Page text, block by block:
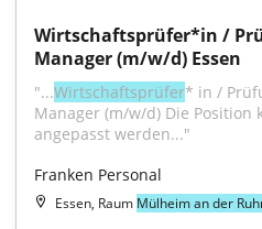
Wirtschaftsprüfer*in /
Manager (m/w/d) Essen
"...Wirtschaftsprüfer* in /
Manager (m/w/d) Die Position
angepasst werden..."
Franken Personal
Essen, Raum Mülheim an der